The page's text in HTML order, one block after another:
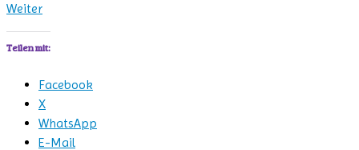
Weiter
Teilen mit:
Facebook
X
WhatsApp
E-Mail